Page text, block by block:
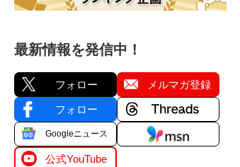
最新情報を発信中！
フォロー メルマガ登録
フォロー
Googleニュース
公式YouTube